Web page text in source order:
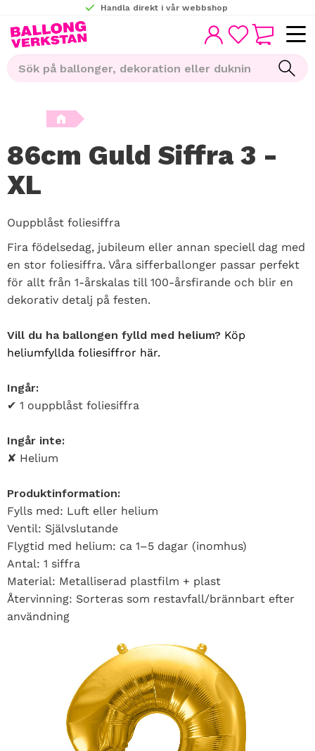
Meny
Handla direkt i vår webbshop
FAVORITER
KUNDVAGN
86cm Guld Siffra 3 -
XL
Ouppblåst foliesiffra
Fira födelsedag, jubileum eller annan speciell dag med
en stor foliesiffra. Våra sifferballonger passar perfekt
för allt från 1-årskalas till 100-årsfirande och blir en
dekorativ detalj på festen.
Vill du ha ballongen fylld med helium? Köp
heliumfyllda foliesiffror här.
Ingår:
✔ 1 ouppblåst foliesiffra
Ingår inte:
✘ Helium
Produktinformation:
Fylls med: Luft eller helium
Ventil: Självslutande
Flygtid med helium: ca 1–5 dagar (inomhus)
Antal: 1 siffra
Material: Metalliserad plastfilm + plast
Återvinning: Sorteras som restavfall/brännbart efter
användning